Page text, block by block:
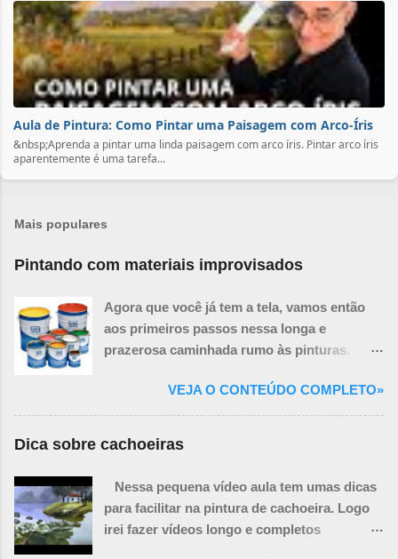
Aula de Pintura: Como Pintar uma Paisagem com Arco-Íris
&nbsp;Aprenda a pintar uma linda paisagem com arco íris. Pintar arco íris
aparentemente é uma tarefa...
Mais populares
Pintando com materiais improvisados
Agora que você já tem a tela, vamos então
aos primeiros passos nessa longa e
prazerosa caminhada rumo às pinturas.
coisas necessárias para a realização de um
quadro, porém algumas delas podem ser
improvisadas.
VEJA O CONTEÚDO COMPLETO»
Dica sobre cachoeiras
Nessa pequena vídeo aula tem umas dicas
para facilitar na pintura de cachoeira. Logo
irei fazer vídeos longo e completos